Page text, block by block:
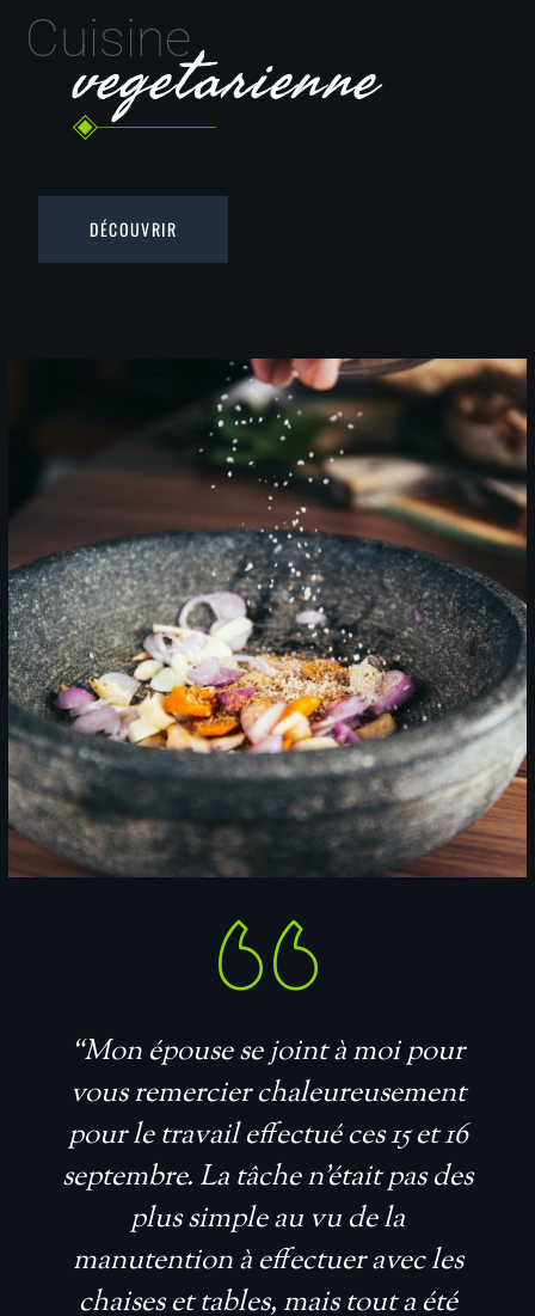
Cuisine
vegetarienne
DÉCOUVRIR
“Mon épouse se joint à moi pour
vous remercier chaleureusement
pour le travail effectué ces 15 et 16
septembre. La tâche n’était pas des
plus simple au vu de la
manutention à effectuer avec les
chaises et tables, mais tout a été